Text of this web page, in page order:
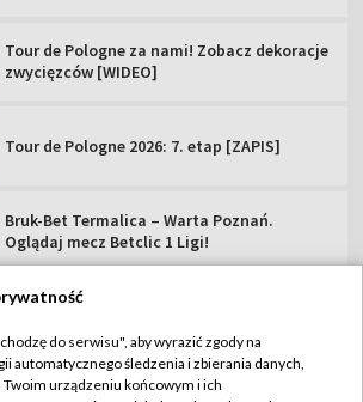
Tour de Pologne za nami! Zobacz dekoracje
zwycięzców [WIDEO]
Tour de Pologne 2026: 7. etap [ZAPIS]
Bruk-Bet Termalica – Warta Poznań.
Oglądaj mecz Betclic 1 Ligi!
TVP
do serwisu", aby wyrazić zgody na
automatycznego śledzenia i zbierania danych,
urządzeniu końcowym i ich